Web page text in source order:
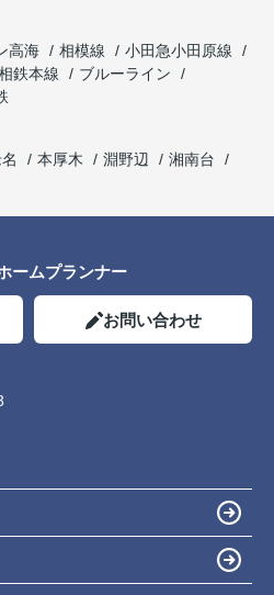
高海 相模線
小田急小田原線
鉄本線
ブルーライン
本厚木 淵野辺
湘南台
ームプランナー
お問い合わせ